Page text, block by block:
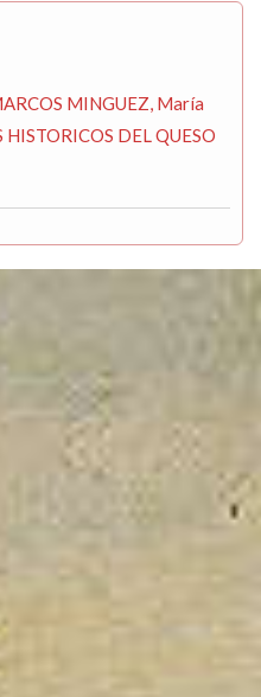
MINGUEZ, María
HISTORICOS DEL QUESO